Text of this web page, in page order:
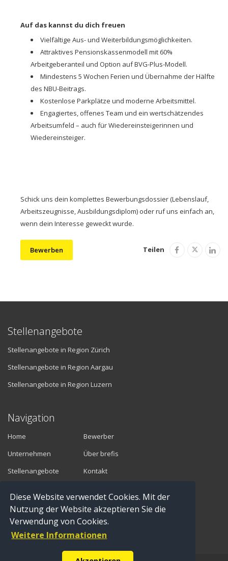
Diese Website verwendet Cookies. Mit der
Nutzung der Website akzeptieren Sie die
Verwendung von Cookies.
Weitere Informationen
Auf das kannst du dich freuen
Vielfältige Aus- und Weiterbildungsmöglichkeiten.
Attraktives Pensionskassenmodell mit 60%
Arbeitgeberanteil und Option auf BVG-Plus-Modell.
Mindestens 5 Wochen Ferien und Übernahme der Hälfte
des NBU-Beitrags.
Kostenlose Parkplätze und moderne Arbeitsmittel.
Engagiertes, offenes Team und ein wertschätzendes
Arbeitsumfeld – auch für Wiedereinsteigerinnen und
Wiedereinsteiger.
Schick uns dein komplettes Bewerbungsdossier (Lebenslauf,
Arbeitszeugnisse, Ausbildungsdiplom) oder ruf uns einfach an,
wenn dein Interesse geweckt wurde.
Bewerben Teilen
Stellenangebote
Stellenangebote in Region Zürich
Stellenangebote in Region Aargau
Stellenangebote in Region Luzern
Navigation
Home
Unternehmen
Stellenangebote
Bewerber
Über brefis
Kontakt
Vermittler
Anmelden
Registrieren